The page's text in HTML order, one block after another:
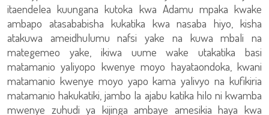
itaendelea kuungana kutoka kwa Adamu mpaka kwake
ambapo atasababisha kukatika kwa nasaba hiyo, kisha
atakuwa ameidhulumu nafsi yake na kuwa mbali na
mategemeo yake, ikiwa uume wake utakatika basi
matamanio yaliyopo kwenye moyo hayataondoka, kwani
matamanio kwenye moyo yapo kama yalivyo na kufikiria
matamanio hakukatiki, jambo la ajabu katika hilo ni kwamba
mwenye zuhudi ya kijinga ambaye amesikia haya kwa